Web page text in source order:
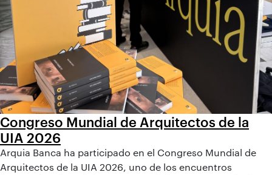
Congreso Mundial de Arquitectos de la
UIA 2026
Arquia Banca ha participado en el Congreso Mundial de
Arquitectos de la UIA 2026, uno de los encuentros